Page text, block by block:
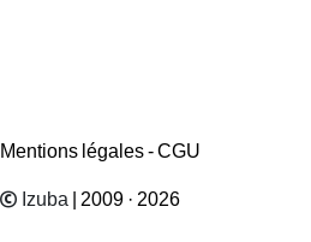
Mentions légales - CGU
Izuba | 2009 · 2026